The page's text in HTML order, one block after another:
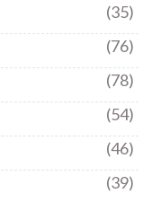
(35)
(76)
(78)
(54)
(46)
(39)